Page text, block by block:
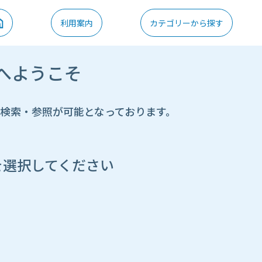
利用案内 カテゴリーから探す
ようこそ
・参照が可能となっております。
択してください